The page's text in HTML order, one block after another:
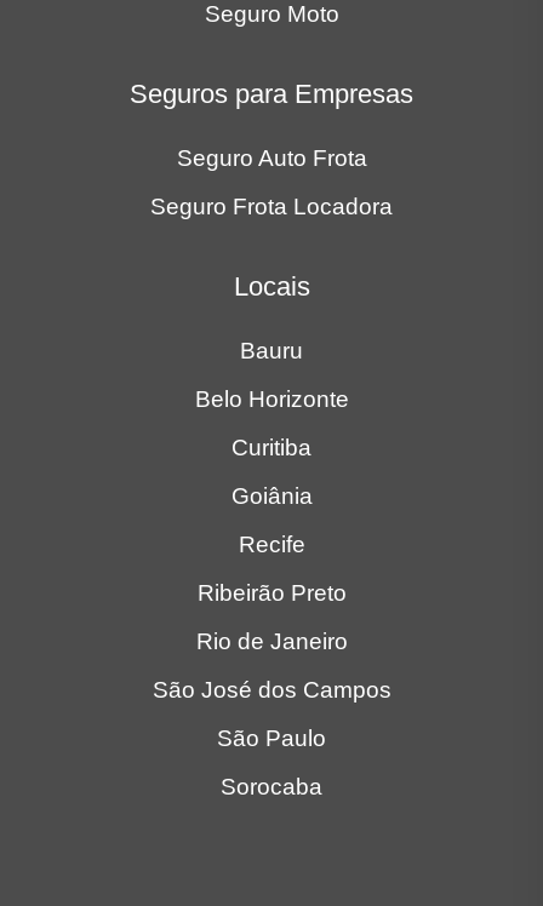
Seguro Moto
Seguros para Empresas
Seguro Auto Frota
Seguro Frota Locadora
Locais
Bauru
Belo Horizonte
Curitiba
Goiânia
Recife
Ribeirão Preto
Rio de Janeiro
São José dos Campos
São Paulo
Sorocaba